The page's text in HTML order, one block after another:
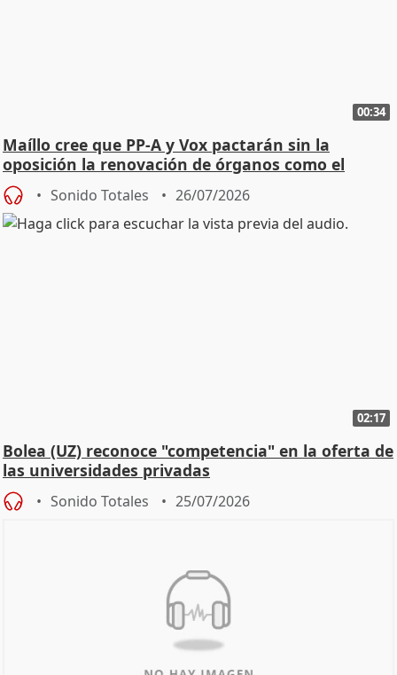
00:34
Maíllo cree que PP-A y Vox pactarán sin la
oposición la renovación de órganos como el
Defensor
Sonido Totales 26/07/2026
02:17
Bolea (UZ) reconoce "competencia" en la oferta de
las universidades privadas
Sonido Totales 25/07/2026